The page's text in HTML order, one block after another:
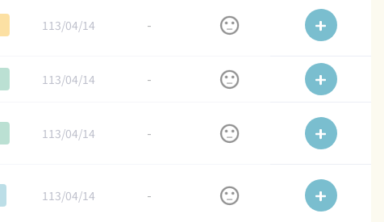
113/04/14 -
113/04/14 -
113/04/14 -
113/04/14 -